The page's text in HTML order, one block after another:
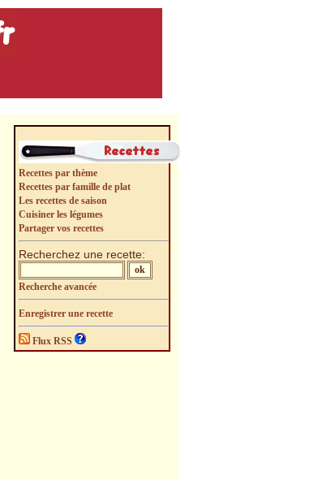
Recettes par thème
Recettes par famille de plat
Les recettes de saison
Cuisiner les légumes
Partager vos recettes
Recherchez une recette:
Recherche avancée
Enregistrer une recette
Flux RSS